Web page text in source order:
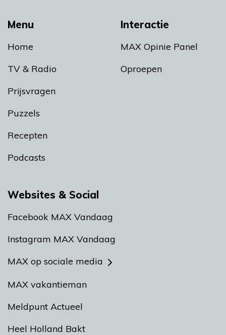
Menu
Home
TV & Radio
Prijsvragen
Puzzels
Recepten
Podcasts
Interactie
MAX Opinie Panel
Oproepen
Websites & Social
Facebook MAX Vandaag
Instagram MAX Vandaag
MAX op sociale media
MAX vakantieman
Meldpunt Actueel
Heel Holland Bakt